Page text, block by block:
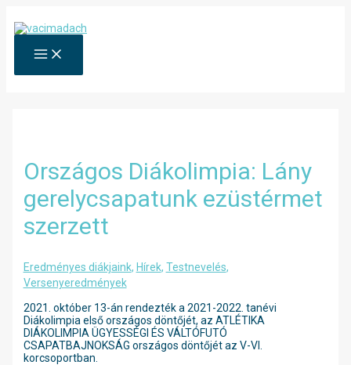
to
content
MAIN
MENU
Országos Diákolimpia: Lány
gerelycsapatunk ezüstérmet
szerzett
Eredményes diákjaink, Hírek, Testnevelés,
Versenyeredmények
2021. október 13-án rendezték a 2021-2022. tanévi
Diákolimpia első országos döntőjét, az ATLÉTIKA
DIÁKOLIMPIA ÜGYESSÉGI ÉS VÁLTÓFUTÓ
CSAPATBAJNOKSÁG országos döntőjét az V-VI.
korcsoportban.